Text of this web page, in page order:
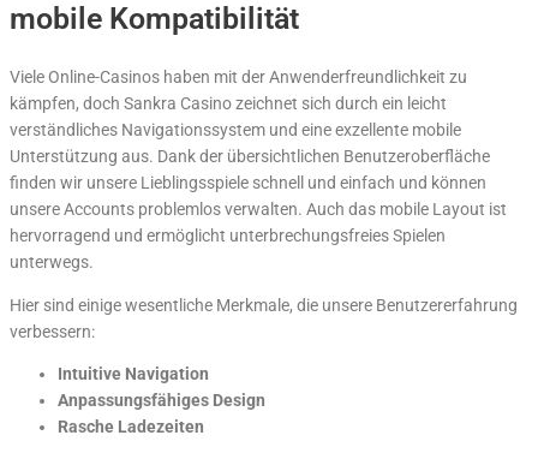
mobile Kompatibilität
Viele Online-Casinos haben mit der Anwenderfreundlichkeit zu
kämpfen, doch Sankra Casino zeichnet sich durch ein leicht
verständliches Navigationssystem und eine exzellente mobile
Unterstützung aus. Dank der übersichtlichen Benutzeroberfläche
finden wir unsere Lieblingsspiele schnell und einfach und können
unsere Accounts problemlos verwalten. Auch das mobile Layout ist
hervorragend und ermöglicht unterbrechungsfreies Spielen
unterwegs.
Hier sind einige wesentliche Merkmale, die unsere Benutzererfahrung
verbessern:
Intuitive Navigation
Anpassungsfähiges Design
Rasche Ladezeiten